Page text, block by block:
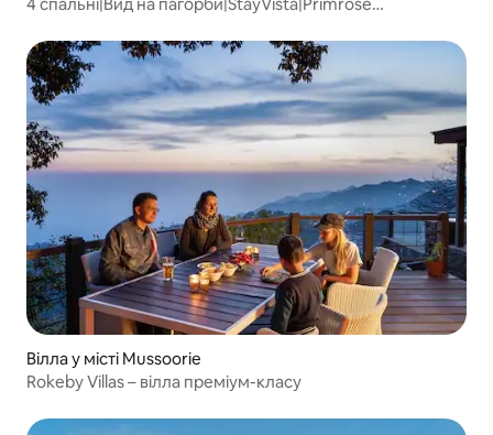
Вілла у місті Mussoorie
Rokeby Villas – вілла преміум-класу